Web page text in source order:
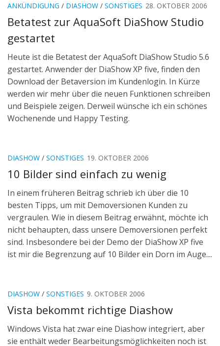
ANKÜNDIGUNG / DIASHOW / SONSTIGES 28. OKTOBER 2006
Betatest zur AquaSoft DiaShow Studio
gestartet
Heute ist die Betatest der AquaSoft DiaShow Studio 5.6
gestartet. Anwender der DiaShow XP five, finden den
Download der Betaversion im Kundenlogin. In Kürze
werden wir mehr über die neuen Funktionen schreiben
und Beispiele zeigen. Derweil wünsche ich ein schönes
Wochenende und Happy Testing.
DIASHOW / SONSTIGES 19. OKTOBER 2006
10 Bilder sind einfach zu wenig
In einem früheren Beitrag schrieb ich über die 10
besten Tipps, um mit Demoversionen Kunden zu
vergraulen. Wie in diesem Beitrag erwähnt, möchte ich
nicht behaupten, dass unsere Demoversionen perfekt
sind. Insbesondere bei der Demo der DiaShow XP five
ist mir die Begrenzung auf 10 Bilder ein Dorn im Auge....
DIASHOW / SONSTIGES 9. OKTOBER 2006
Vista bekommt richtige Diashow
Windows Vista hat zwar eine Diashow integriert, aber
sie enthält weder Bearbeitungsmöglichkeiten noch ist